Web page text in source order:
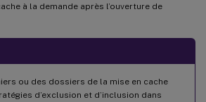
à la demande après l’ouverture de
ou des dossiers de la mise en cache
d’exclusion et d’inclusion dans